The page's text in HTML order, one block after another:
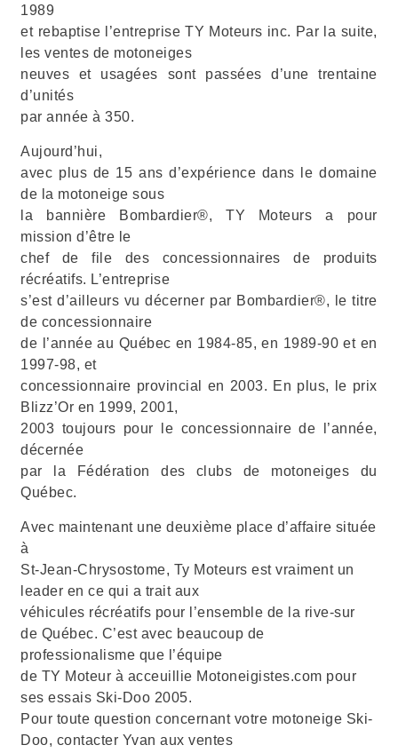
1989
et rebaptise l’entreprise TY Moteurs inc. Par la suite,
les ventes de motoneiges
neuves et usagées sont passées d’une trentaine
d’unités
par année à 350.
Aujourd’hui,
avec plus de 15 ans d’expérience dans le domaine
de la motoneige sous
la bannière Bombardier®, TY Moteurs a pour
mission d’être le
chef de file des concessionnaires de produits
récréatifs. L’entreprise
s’est d’ailleurs vu décerner par Bombardier®, le titre
de concessionnaire
de l’année au Québec en 1984-85, en 1989-90 et en
1997-98, et
concessionnaire provincial en 2003. En plus, le prix
Blizz’Or en 1999, 2001,
2003 toujours pour le concessionnaire de l’année,
décernée
par la Fédération des clubs de motoneiges du
Québec.
Avec maintenant une deuxième place d’affaire située
à
St-Jean-Chrysostome, Ty Moteurs est vraiment un
leader en ce qui a trait aux
véhicules récréatifs pour l’ensemble de la rive-sur
de Québec. C’est avec beaucoup de
professionalisme que l’équipe
de TY Moteur à acceuillie Motoneigistes.com pour
ses essais Ski-Doo 2005.
Pour toute question concernant votre motoneige Ski-
Doo, contacter Yvan aux ventes